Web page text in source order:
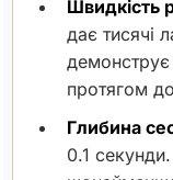
Швидкість
дає тисячі
протягом
Глибина
0.1